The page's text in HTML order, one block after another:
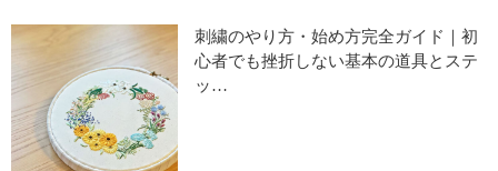
刺繍のやり方・始め方完全ガイド｜初
心者でも挫折しない基本の道具とステ
ッ…